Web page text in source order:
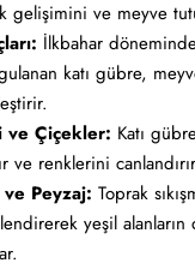
gelişimini ve meyve
İlkbahar
katı gübre,
ve Çiçekler: Katı
ve renklerini
Peyzaj: Toprak
yeşil alanların